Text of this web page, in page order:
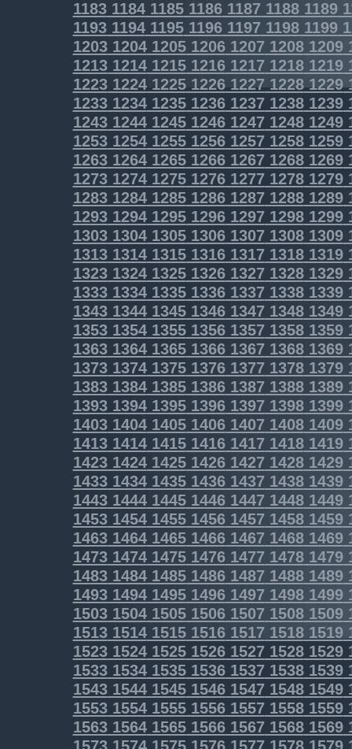
11831184118511861187 11881189
11931194119511961197 11981199
12031204120512061207 12081209
12131214121512161217 12181219
1223122412251226122712281229
1233123412351236123712381239
1243124412451246124712481249
1253125412551256125712581259
1263126412651266126712681269
1273127412751276127712781279
1283128412851286128712881289
1293129412951296129712981299
1303130413051306130713081309
1313131413151316131713181319
1323132413251326132713281329
1333133413351336133713381339
1343134413451346134713481349
1353135413551356135713581359
1363136413651366136713681369
1373137413751376137713781379
1383138413851386138713881389
1393139413951396139713981399
14031404140514061407 14081409
14131414141514161417 14181419
1423142414251426142714281429
14331434143514361437 14381439
14431444144514461447 14481449
14531454145514561457 14581459
14631464146514661467 14681469
14731474147514761477 14781479
14831484148514861487 14881489
14931494149514961497 14981499
15031504150515061507 15081509
15131514151515161517 15181519
1523152415251526152715281529
1533153415351536153715381539
1543154415451546154715481549
1553155415551556155715581559
1563156415651566156715681569